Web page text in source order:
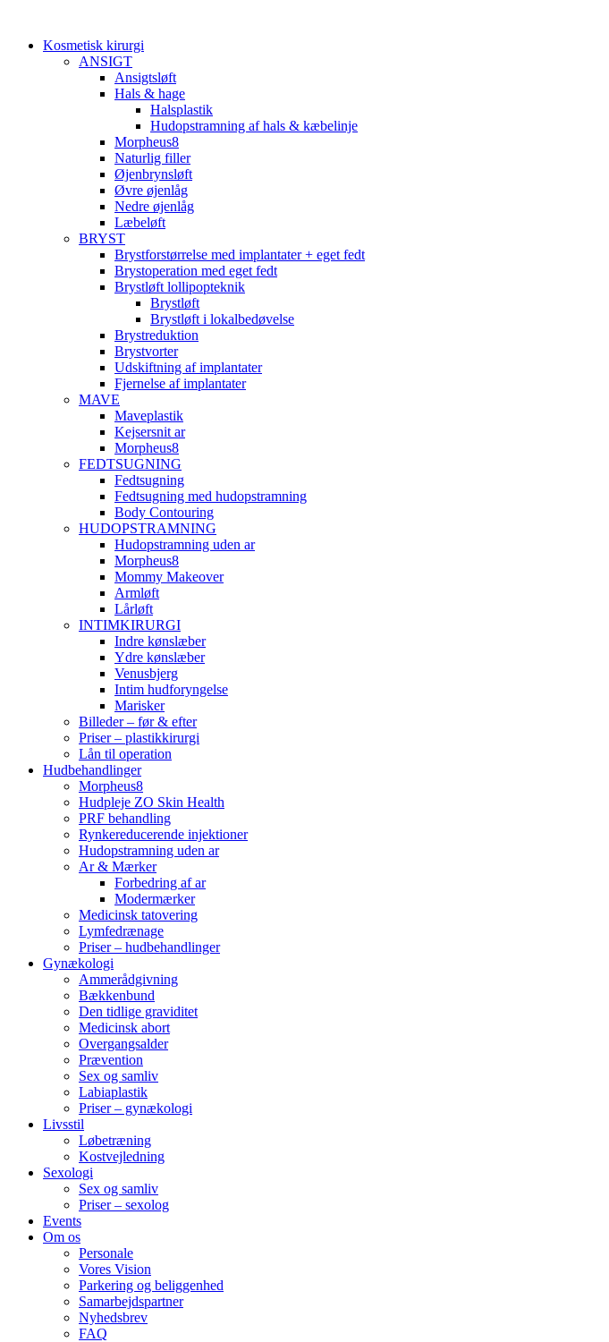
indholdKosmetisk kirurgi
ANSIGT
Ansigtsløft
Hals & hage
Halsplastik
Hudopstramning af hals & kæbelinje
Morpheus8
Naturlig filler
Øjenbrynsløft
Øvre øjenlåg
Nedre øjenlåg
Læbeløft
BRYST
Brystforstørrelse med implantater + eget fedt
Brystoperation med eget fedt
Brystløft lollipopteknik
Brystløft
Brystløft i lokalbedøvelse
Brystreduktion
Brystvorter
Udskiftning af implantater
Fjernelse af implantater
MAVE
Maveplastik
Kejsersnit ar
Morpheus8
FEDTSUGNING
Fedtsugning
Fedtsugning med hudopstramning
Body Contouring
HUDOPSTRAMNING
Hudopstramning uden ar
Morpheus8
Mommy Makeover
Armløft
Lårløft
INTIMKIRURGI
Indre kønslæber
Ydre kønslæber
Venusbjerg
Intim hudforyngelse
Marisker
Billeder – før & efter
Priser – plastikkirurgi
Lån til operation
Hudbehandlinger
Morpheus8
Hudpleje ZO Skin Health
PRF behandling
Rynkereducerende injektioner
Hudopstramning uden ar
Ar & Mærker
Forbedring af ar
Modermærker
Medicinsk tatovering
Lymfedrænage
Priser – hudbehandlinger
Gynækologi
Ammerådgivning
Bækkenbund
Den tidlige graviditet
Medicinsk abort
Overgangsalder
Prævention
Sex og samliv
Labiaplastik
Priser – gynækologi
Livsstil
Løbetræning
Kostvejledning
Sexologi
Sex og samliv
Priser – sexolog
Events
Om os
Personale
Vores Vision
Parkering og beliggenhed
Samarbejdspartner
Nyhedsbrev
FAQ